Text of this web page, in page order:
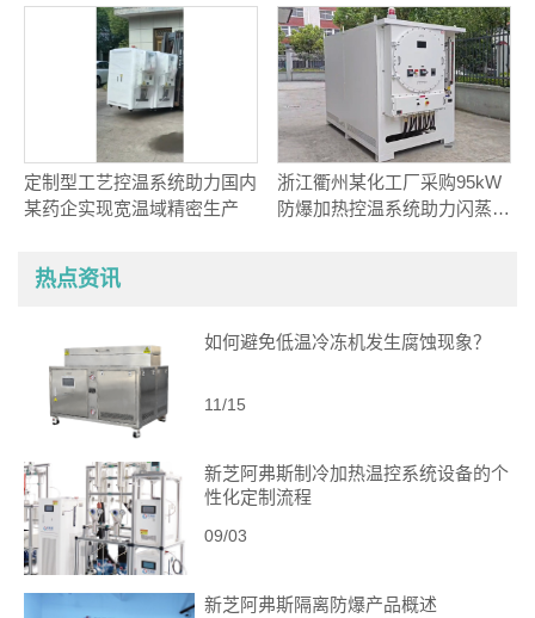
催化剂反应实验项目
定制型工艺控温系统助力国内
某药企实现宽温域精密生产
浙江衢州某化工厂采购95kW
防爆加热控温系统助力闪蒸工
热点资讯
如何避免低温冷冻机发生腐蚀现象？
11/15
新芝阿弗斯制冷加热温控系统设备的个
性化定制流程
09/03
新芝阿弗斯隔离防爆产品概述